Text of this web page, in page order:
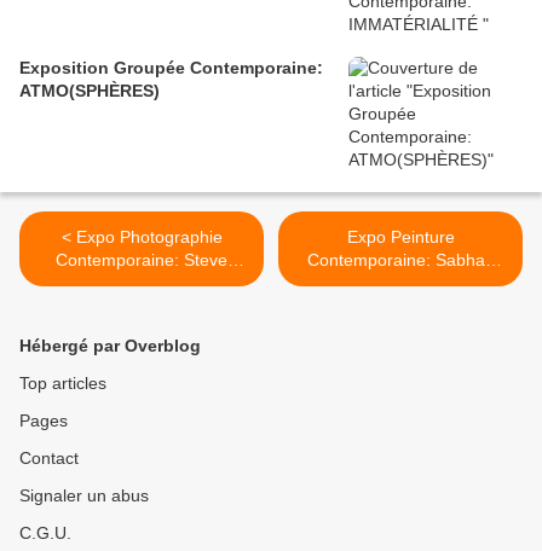
Exposition Groupée Contemporaine:
ATMO(SPHÈRES)
< Expo Photographie
Contemporaine: Steve
SCHAPIRO « ONCE UPON
Expo Peinture
Contemporaine: Sabhan
ADAM "oeuvres récentes" >
Hébergé par Overblog
Top articles
Pages
Contact
Signaler un abus
C.G.U.